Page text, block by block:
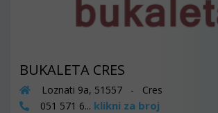
BUKALETA CRES
Loznati 9a, 51557 - Cres
051 571 6... klikni za broj